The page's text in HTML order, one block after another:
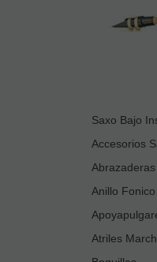
Saxo Bajo
Accesorios
Abrazaderas
Anillo
Atriles